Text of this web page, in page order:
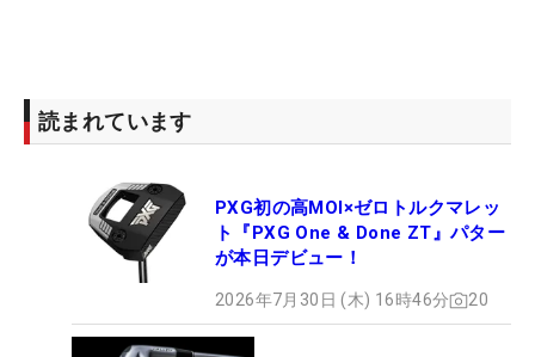
読まれています
PXG初の高MOI×ゼロトルクマレッ
ト『PXG One & Done ZT』パター
が本日デビュー！
2026年7月30日 (木) 16時46分 20